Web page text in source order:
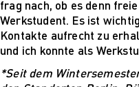
frag nach, ob es denn
Werkstudent. Es ist
Kontakte aufrecht zu
und ich konnte als
*Seit dem